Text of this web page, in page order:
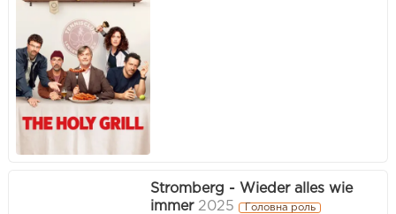
Stromberg - Wieder alles wie
immer 2025 Головна роль